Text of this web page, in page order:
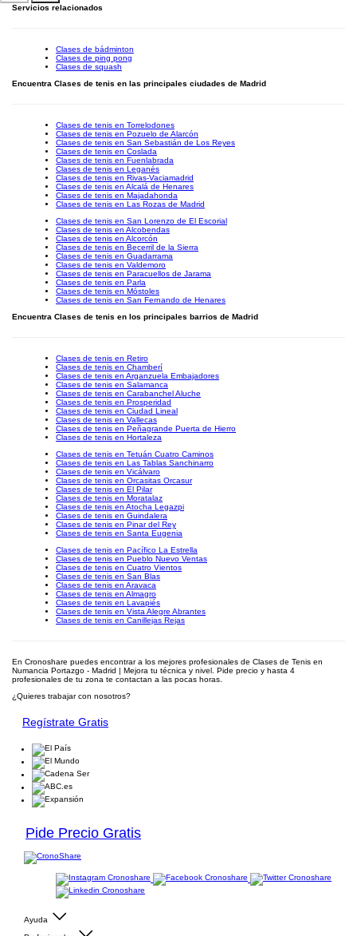
Servicios relacionados
Clases de bádminton
Clases de ping pong
Clases de squash
Encuentra Clases de tenis en las principales ciudades de Madrid
Clases de tenis en Torrelodones
Clases de tenis en Pozuelo de Alarcón
Clases de tenis en San Sebastián de Los Reyes
Clases de tenis en Coslada
Clases de tenis en Fuenlabrada
Clases de tenis en Leganés
Clases de tenis en Rivas-Vaciamadrid
Clases de tenis en Alcalá de Henares
Clases de tenis en Majadahonda
Clases de tenis en Las Rozas de Madrid
Clases de tenis en San Lorenzo de El Escorial
Clases de tenis en Alcobendas
Clases de tenis en Alcorcón
Clases de tenis en Becerril de la Sierra
Clases de tenis en Guadarrama
Clases de tenis en Valdemoro
Clases de tenis en Paracuellos de Jarama
Clases de tenis en Parla
Clases de tenis en Móstoles
Clases de tenis en San Fernando de Henares
Encuentra Clases de tenis en los principales barrios de Madrid
Clases de tenis en Retiro
Clases de tenis en Chamberí
Clases de tenis en Arganzuela Embajadores
Clases de tenis en Salamanca
Clases de tenis en Carabanchel Aluche
Clases de tenis en Prosperidad
Clases de tenis en Ciudad Lineal
Clases de tenis en Vallecas
Clases de tenis en Peñagrande Puerta de Hierro
Clases de tenis en Hortaleza
Clases de tenis en Tetuán Cuatro Caminos
Clases de tenis en Las Tablas Sanchinarro
Clases de tenis en Vicálvaro
Clases de tenis en Orcasitas Orcasur
Clases de tenis en El Pilar
Clases de tenis en Moratalaz
Clases de tenis en Atocha Legazpi
Clases de tenis en Guindalera
Clases de tenis en Pinar del Rey
Clases de tenis en Santa Eugenia
Clases de tenis en Pacífico La Estrella
Clases de tenis en Pueblo Nuevo Ventas
Clases de tenis en Cuatro Vientos
Clases de tenis en San Blas
Clases de tenis en Aravaca
Clases de tenis en Almagro
Clases de tenis en Lavapiés
Clases de tenis en Vista Alegre Abrantes
Clases de tenis en Canillejas Rejas
En Cronoshare puedes encontrar a los mejores profesionales de Clases de Tenis en
Numancia Portazgo - Madrid | Mejora tu técnica y nivel. Pide precio y hasta 4
profesionales de tu zona te contactan a las pocas horas.
¿Quieres trabajar con nosotros?
Regístrate Gratis
Pide Precio Gratis
Ayuda